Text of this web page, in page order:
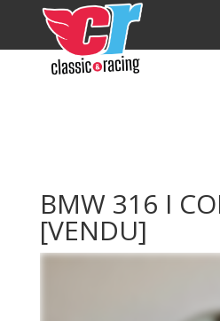
BMW 316 I
[VENDU]